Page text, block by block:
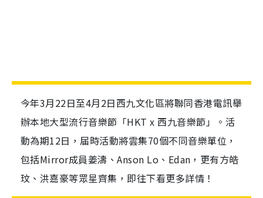
今年3月22日至4月2日西九文化區將聯同香港電訊舉
辦本地大型流行音樂節「HKT x 西九音樂節」。活
動為期12日，届時活動將雲集70個不同音樂單位，
包括Mirror成員姜濤、Anson Lo、Edan，更有方皓
玟、洪嘉豪等眾星齊集，即往下看更多詳情！